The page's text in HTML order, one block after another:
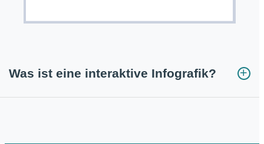
Was ist eine interaktive Infografik?